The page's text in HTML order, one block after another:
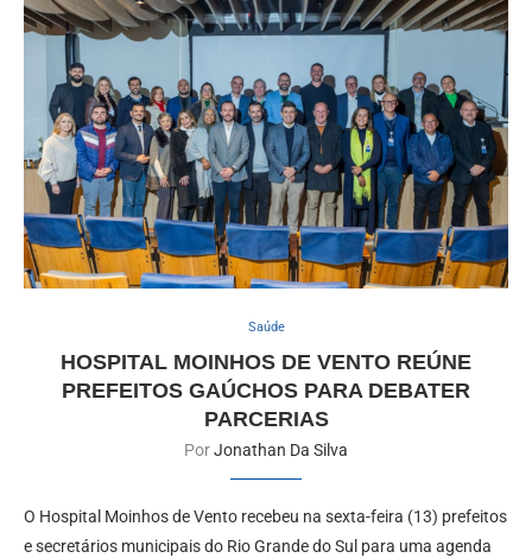
Saúde
HOSPITAL MOINHOS DE VENTO REÚNE
PREFEITOS GAÚCHOS PARA DEBATER
PARCERIAS
PorJonathan Da Silva
O Hospital Moinhos de Vento recebeu na sexta-feira (13) prefeitos
e secretários municipais do Rio Grande do Sul para uma agenda